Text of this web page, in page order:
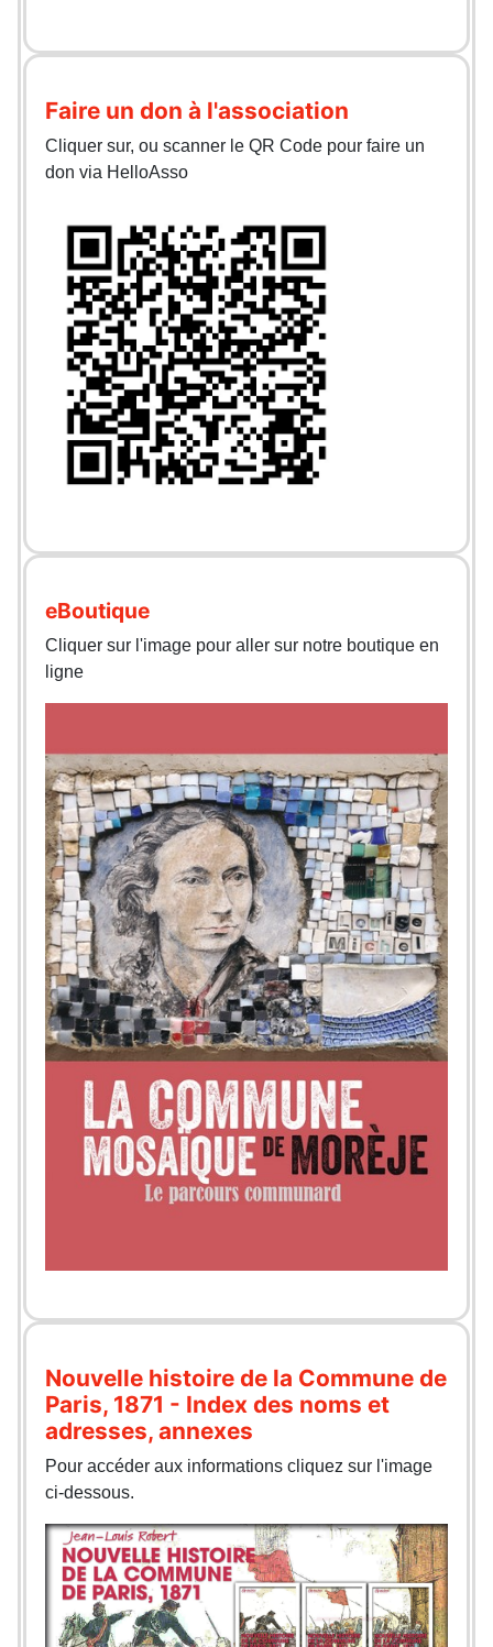
Faire un don à l'association
Cliquer sur, ou scanner le QR Code pour faire un
don via HelloAsso
eBoutique
Cliquer sur l'image pour aller sur notre boutique en
ligne
Nouvelle histoire de la Commune de
Paris, 1871 - Index des noms et
adresses, annexes
Pour accéder aux informations cliquez sur l'image
ci-dessous.